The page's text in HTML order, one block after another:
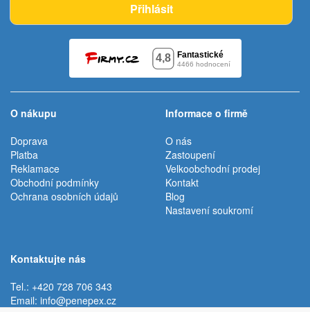
Přihlásit
O nákupu
Doprava
Platba
Reklamace
Obchodní podmínky
Ochrana osobních údajů
Informace o firmě
O nás
Zastoupení
Velkoobchodní prodej
Kontakt
Blog
Nastavení soukromí
Kontaktujte nás
Tel.: +420 728 706 343
Email: info@penepex.cz